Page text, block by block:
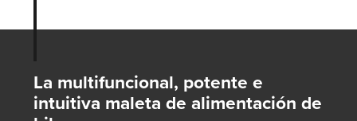
La multifuncional, potente e
intuitiva maleta de alimentación de